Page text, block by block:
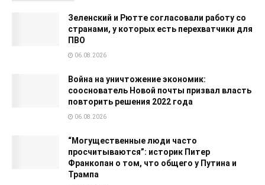
Зеленский и Рютте согласовали работу со
странами, у которых есть перехватчики для
ПВО
06.08.2026
Война на уничтожение экономик:
сооснователь Новой почты призвал власть
повторить решения 2022 года
06.08.2026
“Могущественные люди часто
просчитываются”: историк Питер
Франкопан о том, что общего у Путина и
Трампа